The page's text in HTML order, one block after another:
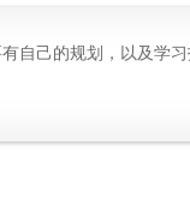
自己的规划，以及学